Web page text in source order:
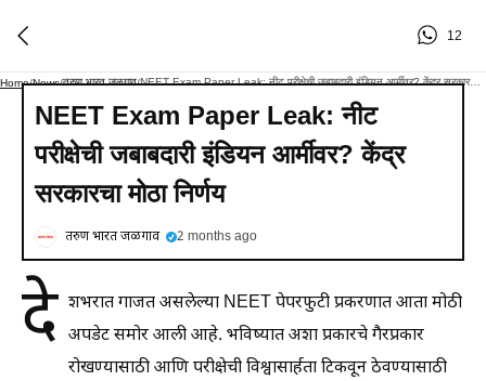
12
Home/News/तरुण भारत जळगाव/ NEET Exam Paper Leak: नीट परीक्षेची जबाबदारी इंडियन आर्मीवर? केंद्र सरकारचा मोठा निर्णय
NEET Exam Paper Leak: नीट
परीक्षेची जबाबदारी इंडियन आर्मीवर? केंद्र
सरकारचा मोठा निर्णय
तरुण भारत जळगाव 2 months ago
दे शभरात गाजत असलेल्या NEET पेपरफुटी प्रकरणात आता मोठी
अपडेट समोर आली आहे. भविष्यात अशा प्रकारचे गैरप्रकार
रोखण्यासाठी आणि परीक्षेची विश्वासार्हता टिकवून ठेवण्यासाठी